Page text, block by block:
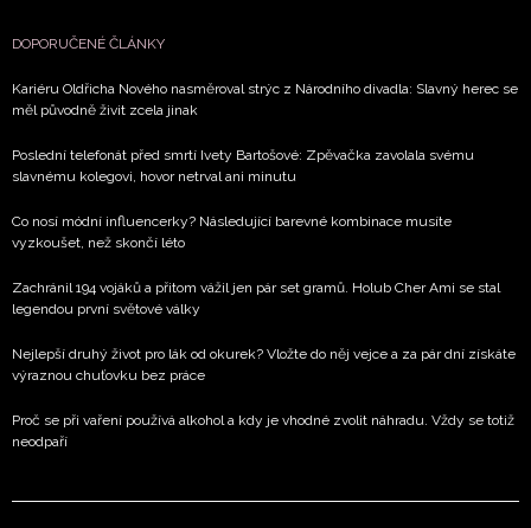
DOPORUČENÉ ČLÁNKY
Kariéru Oldřicha Nového nasměroval strýc z Národního divadla: Slavný herec se
měl původně živit zcela jinak
Poslední telefonát před smrtí Ivety Bartošové: Zpěvačka zavolala svému
slavnému kolegovi, hovor netrval ani minutu
Co nosí módní influencerky? Následující barevné kombinace musíte
vyzkoušet, než skončí léto
Zachránil 194 vojáků a přitom vážil jen pár set gramů. Holub Cher Ami se stal
legendou první světové války
Nejlepší druhý život pro lák od okurek? Vložte do něj vejce a za pár dní získáte
výraznou chuťovku bez práce
Proč se při vaření používá alkohol a kdy je vhodné zvolit náhradu. Vždy se totiž
neodpaří